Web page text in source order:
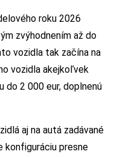
roku 2026
zvýhodnením až do
vozidla tak začína na
vozidla akejkoľvek
do 2 000 eur, doplnenú
aj na autá zadávané
konfiguráciu presne